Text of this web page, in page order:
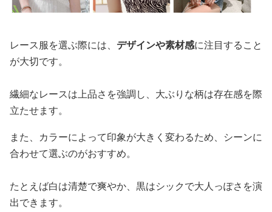
レース服を選ぶ際には、 デザインや素材感に注目すること
が大切です。
繊細なレースは上品さを強調し、大ぶりな柄は存在感を際
立たせます。
また、カラーによって印象が大きく変わるため、シーンに
合わせて選ぶのがおすすめ。
たとえば白は清楚で爽やか、黒はシックで大人っぽさを演
出できます。